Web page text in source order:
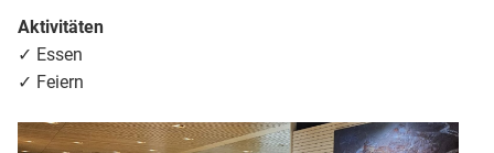
Aktivitäten
✓ Essen
✓ Feiern